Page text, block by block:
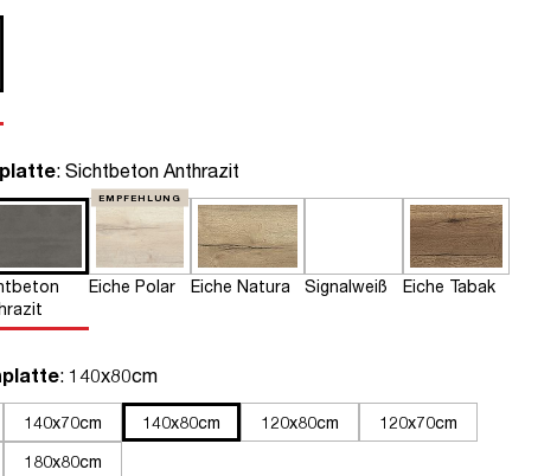
auswählen
: Sichtbeton Anthrazit
Eiche Polar
EMPFEHLUNG
Eiche Natura Signalweiß Eiche Tabak
auswählen
: 140x80cm
140x70cm 140x80cm 120x80cm
120x70cm
180x80cm